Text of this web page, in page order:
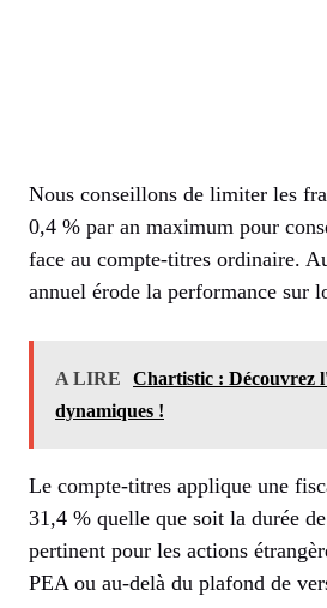
Nous conseillons de limiter les
0,4 % par an maximum pour
face au compte-titres ordinaire.
annuel érode la performance sur
A LIRE
Chartistic : Découvrez
dynamiques !
Le compte-titres applique une
31,4 % quelle que soit la durée
pertinent pour les actions
PEA ou au-delà du plafond de